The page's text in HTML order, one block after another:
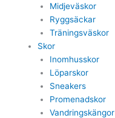
Midjeväskor
Ryggsäckar
Träningsväskor
Skor
Inomhusskor
Löparskor
Sneakers
Promenadskor
Vandringskängor